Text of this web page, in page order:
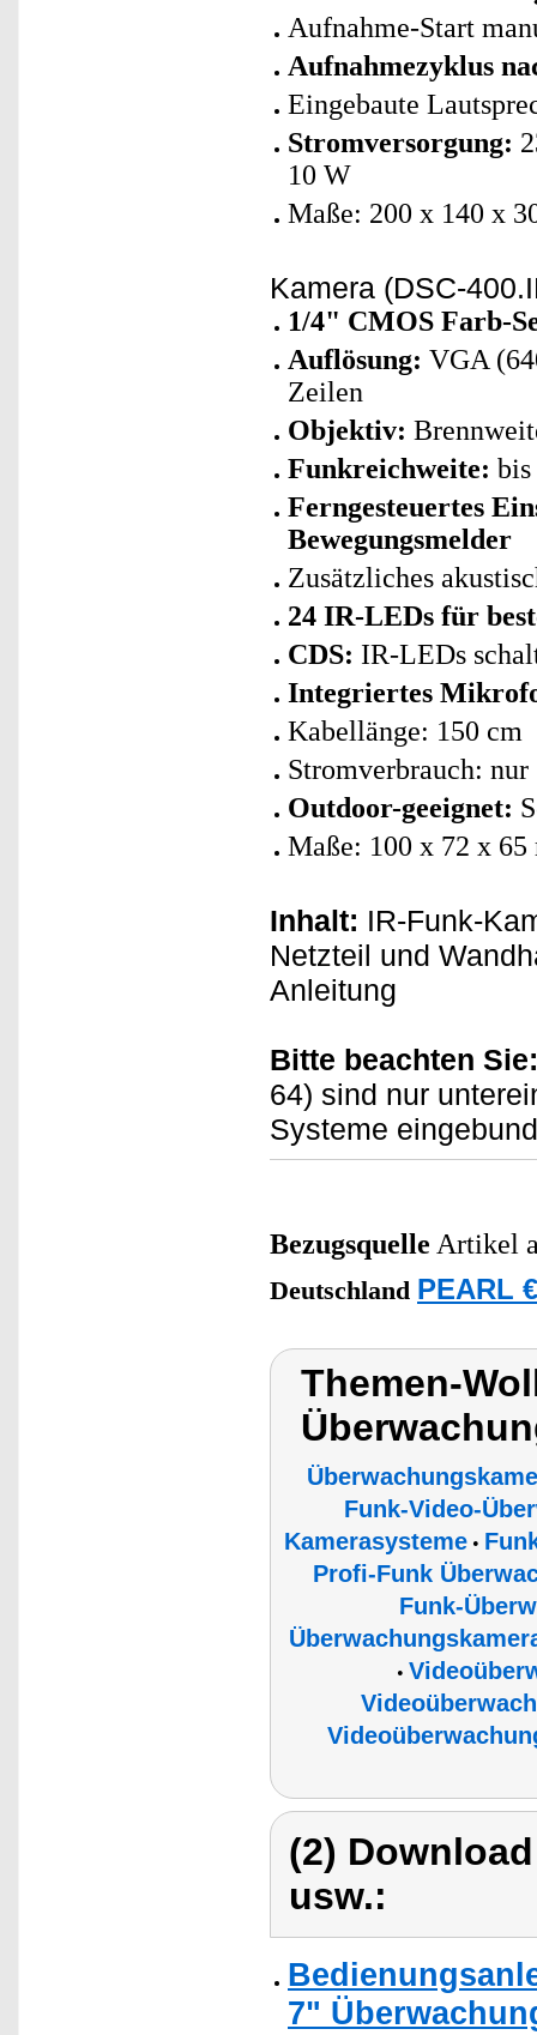
Aufnahme-Start
Aufnahmezyklus
Eingebaute
Stromversorgung:
10 W
Maße: 200 x 140 x
Kamera (DSC-
1/4" CMOS Farb-
Auflösung: VGA
Zeilen
Objektiv:
Funkreichweite:
Ferngesteuertes
Bewegungsmelder
Zusätzliches
24 IR-LEDs für
CDS: IR-LEDs
Integriertes
Kabellänge: 150 cm
Stromverbrauch: nur
Outdoor-geeignet:
Maße: 100 x 72 x 65
Inhalt: IR-Funk-
Netzteil und
Anleitung
Bitte beachten Sie:
64) sind nur
Systeme
Bezugsquelle Artikel
Deutschland PEARL
Themen-
Funk-Video-
Kamerasysteme •
Profi-Funk
Funk-
•
(2)
usw.:
7"